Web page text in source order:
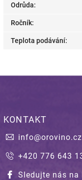
Odrůda:
Ročník:
Teplota podávání:
KONTAKT
info@orovino.cz
+420 776 643
Sledujte nás na